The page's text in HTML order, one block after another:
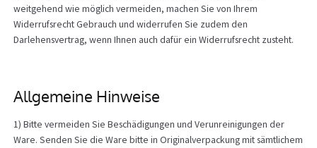
weitgehend wie möglich vermeiden, machen Sie von Ihrem
Widerrufsrecht Gebrauch und widerrufen Sie zudem den
Darlehensvertrag, wenn Ihnen auch dafür ein Widerrufsrecht zusteht.
Allgemeine Hinweise
1) Bitte vermeiden Sie Beschädigungen und Verunreinigungen der
Ware. Senden Sie die Ware bitte in Originalverpackung mit sämtlichem